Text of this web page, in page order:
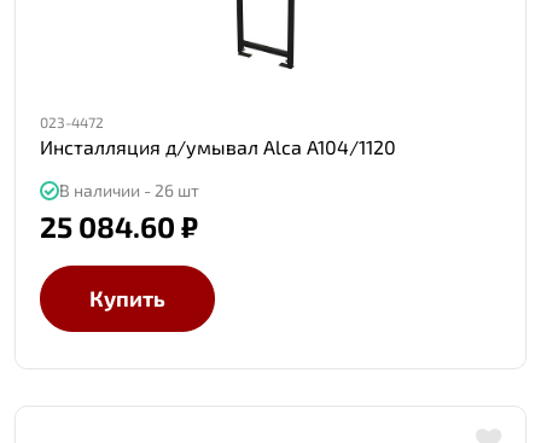
023-4472
Инсталляция д/умывал Alca A104/1120
В наличии - 26 шт
25 084.60 ₽
Купить